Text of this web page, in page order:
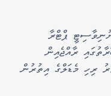
ޕްޓްރާ
ރާއްޖެއިން
ރިހި މެޑަލްގެ އިތުރުން